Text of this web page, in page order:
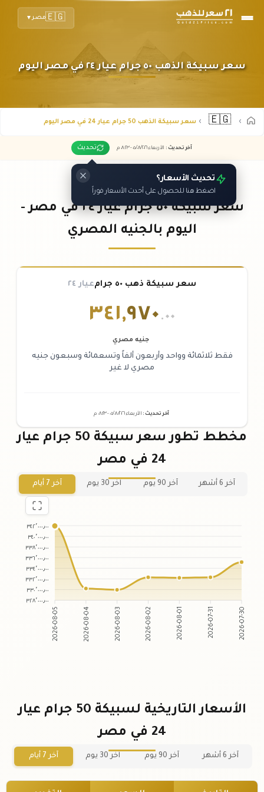
🇪🇬مصر▼
سعر سبيكة الذهب ٥٠ جرام عيار ٢٤ في مصر اليوم
🇪🇬 سعر سبيكة الذهب 50 جرام عيار 24 في مصر اليوم
آخر تحديث : الأربعاء ٠٥ /٠٨/٢٠٢٦ - ٠٨:٢٣ م تحديث
تحديث الأسعار؟
اضغط هنا للحصول على أحدث الأسعار فوراً
سعر سبيكة ٥٠ جرام عيار ٢٤ في مصر -
اليوم بالجنيه المصري
سعر سبيكة ذهب ٥٠ جرام عيار ٢٤
٣٤١,٩٧٠ .٠٠
جنيه مصري
فقط ثلاثمائة وواحد وأربعون ألفاً وتسعمائة وسبعون جنيه
مصري لا غير
آخر تحديث : الأربعاء ٠٥ /٠٨/٢٠٢٦ - ٠٨:٢٣م
مخطط تطور سعر سبيكة 50 جرام عيار
24 في مصر
آخر 6 أشهر آخر 90 يوم آخر 30 يوم آخر 7 أيام
٣٤٢٬٠٠٠٫٠٠
٣٤٠٬٠٠٠٫٠٠
٣٣٨٬٠٠٠٫٠٠
٣٣٦٬٠٠٠٫٠٠
٣٣٤٬٠٠٠٫٠٠
٣٣٢٬٠٠٠٫٠٠
٣٣٠٬٠٠٠٫٠٠
٣٢٨٬٠٠٠٫٠٠
2026-08-05 2026-08-04 2026-08-03 2026-08-02 2026-08-01 2026-07-31 2026-07-30
الأسعار التاريخية لسبيكة 50 جرام عيار
24 في مصر
آخر 6 أشهر آخر 90 يوم آخر 30 يوم آخر 7 أيام